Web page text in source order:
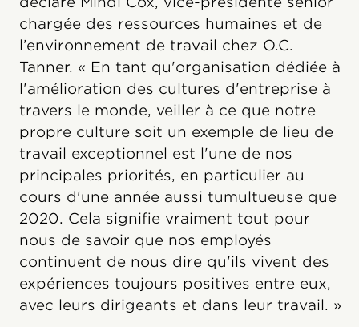
chargée des ressources humaines et de
l’environnement de travail chez O.C.
Tanner. « En tant qu'organisation dédiée à
l'amélioration des cultures d'entreprise à
travers le monde, veiller à ce que notre
propre culture soit un exemple de lieu de
travail exceptionnel est l'une de nos
principales priorités, en particulier au
cours d'une année aussi tumultueuse que
2020. Cela signifie vraiment tout pour
nous de savoir que nos employés
continuent de nous dire qu'ils vivent des
expériences toujours positives entre eux,
avec leurs dirigeants et dans leur travail. »